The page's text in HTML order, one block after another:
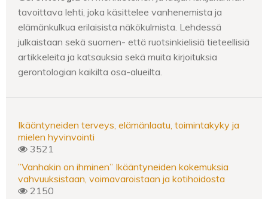
tavoittava lehti, joka käsittelee vanhenemista ja
elämänkulkua erilaisista näkökulmista. Lehdessä
julkaistaan sekä suomen- että ruotsinkielisiä tieteellisiä
artikkeleita ja katsauksia sekä muita kirjoituksia
gerontologian kaikilta osa-alueilta.
Ikääntyneiden terveys, elämänlaatu, toimintakyky ja
mielen hyvinvointi
3521
”Vanhakin on ihminen” Ikääntyneiden kokemuksia
vahvuuksistaan, voimavaroistaan ja kotihoidosta
2150